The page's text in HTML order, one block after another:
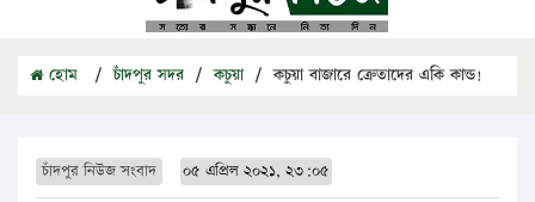
হোম / চাঁদপুর সদর / কচুয়া / কচুয়া বাজারে ক্রেতাদের একি কান্ড!
চাঁদপুর নিউজ সংবাদ ০৫ এপ্রিল ২০২১, ২৩:০৫